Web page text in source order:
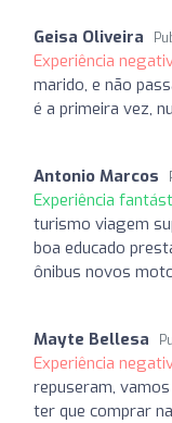
Geisa Oliveira
Experiência
marido, e não
é a primeira vez,
Antonio Marcos
Experiência
turismo viagem
boa educado
ônibus novos
Mayte Bellesa
Experiência
repuseram,
ter que comprar